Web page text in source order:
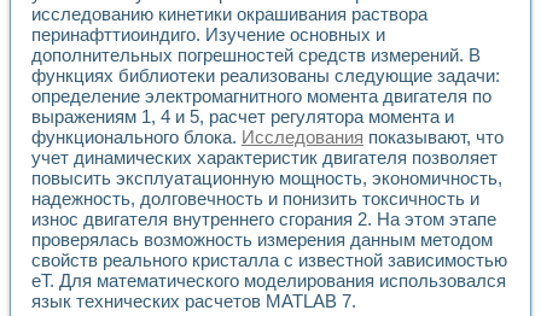
Стенд для исследования электрических переходных
Система статистической обработки результатов
Автоматизация лазерно-плазменных измерений с
Модельно-измерительный комплекс. Назначение. Состав.
Использование технологий NATIONAL INSTRUMENTS
Учебный практикум "Спектральный и корреляционный
Учебный стенд для исследования принципа действия
Оборудование и программное обеспечение учебных
Виртуальный лабораторный практикум для изучения
Управление роботом ТУР-10 средствами LabVIEW
Аппаратно-программный комплекс для исследования
Автоматизированный дистанционный лабораторный
Исследование возможности реставрации одномерных
Использование технологий NATIONAL INSTRUMENTS в
исследованию кинетики окрашивания раствора
перинафттиоиндиго. Изучение основных и
дополнительных погрешностей средств измерений. В
функциях библиотеки реализованы следующие задачи:
определение электромагнитного момента двигателя по
выражениям 1, 4 и 5, расчет регулятора момента и
функционального блока. Исследования показывают, что
учет динамических характеристик двигателя позволяет
повысить эксплуатационную мощность, экономичность,
надежность, долговечность и понизить токсичность и
износ двигателя внутреннего сгорания 2. На этом этапе
проверялась возможность измерения данным методом
свойств реального кристалла с известной зависимостью
еТ. Для математического моделирования использовался
язык технических расчетов MATLAB 7.